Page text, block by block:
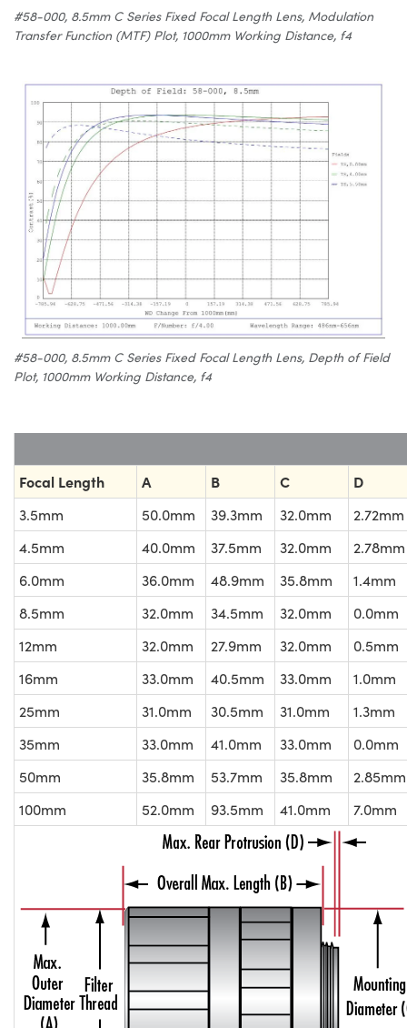
#58-000, 8.5mm C Series Fixed Focal Length Lens, Modulation
Transfer Function (MTF) Plot, 1000mm Working Distance, f4
#58-000, 8.5mm C Series Fixed Focal Length Lens, Depth of Field
Plot, 1000mm Working Distance, f4
Focal Length A B C D
3.5mm 50.0mm 39.3mm 32.0mm
2.72mm
4.5mm
40.0mm 37.5mm 32.0mm
2.78mm
6.0mm
36.0mm 48.9mm 35.8mm
1.4mm
8.5mm
32.0mm 34.5mm 32.0mm
0.0mm
12mm
32.0mm 27.9mm 32.0mm
0.5mm
16mm
33.0mm 40.5mm 33.0mm
1.0mm
25mm
31.0mm 30.5mm 31.0mm
1.3mm
35mm
33.0mm 41.0mm 33.0mm
0.0mm
50mm
35.8mm 53.7mm 35.8mm
2.85mm
100mm
52.0mm 93.5mm 41.0mm 7.0mm